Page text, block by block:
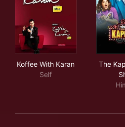
Koffee With Karan
Self
The